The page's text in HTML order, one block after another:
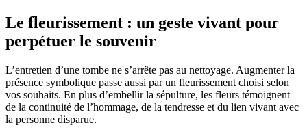
Le fleurissement : un geste vivant pour
perpétuer le souvenir
L’entretien d’une tombe ne s’arrête pas au nettoyage. Augmenter la
présence symbolique passe aussi par un fleurissement choisi selon
vos souhaits. En plus d’embellir la sépulture, les fleurs témoignent
de la continuité de l’hommage, de la tendresse et du lien vivant avec
la personne disparue.